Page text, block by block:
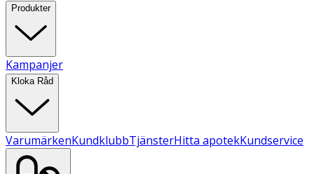
Produkter
Kampanjer
Kloka Råd
VarumärkenKundklubbTjänsterHitta apotekKundservice